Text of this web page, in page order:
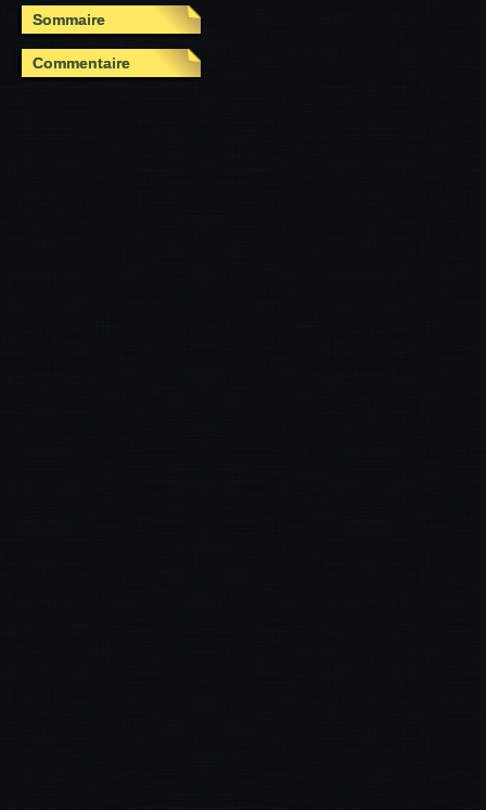
Sommaire
Commentaire